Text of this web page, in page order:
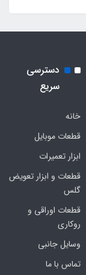
دسترسی
سریع
خانه
قطعات موبایل
ابزار تعمیرات
قطعات و ابزار تعویض
گلس
قطعات اوراقی و
روکاری
وسایل جانبی
تماس با ما